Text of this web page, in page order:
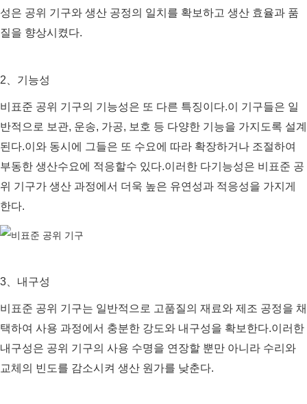
성은 공위 기구와 생산 공정의 일치를 확보하고 생산 효율과 품
질을 향상시켰다.
2、기능성
비표준 공위 기구의 기능성은 또 다른 특징이다.이 기구들은 일
반적으로 보관, 운송, 가공, 보호 등 다양한 기능을 가지도록 설계
된다.이와 동시에 그들은 또 수요에 따라 확장하거나 조절하여
부동한 생산수요에 적응할수 있다.이러한 다기능성은 비표준 공
위 기구가 생산 과정에서 더욱 높은 유연성과 적응성을 가지게
한다.
3、내구성
비표준 공위 기구는 일반적으로 고품질의 재료와 제조 공정을 채
택하여 사용 과정에서 충분한 강도와 내구성을 확보한다.이러한
내구성은 공위 기구의 사용 수명을 연장할 뿐만 아니라 수리와
교체의 빈도를 감소시켜 생산 원가를 낮춘다.